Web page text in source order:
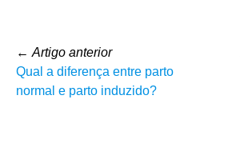
← Artigo anterior
Qual a diferença entre parto
normal e parto induzido?